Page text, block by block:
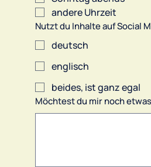
andere Uhrzeit
Nutzt du Inhalte auf Social
deutsch
englisch
beides, ist ganz egal
Möchtest du mir noch